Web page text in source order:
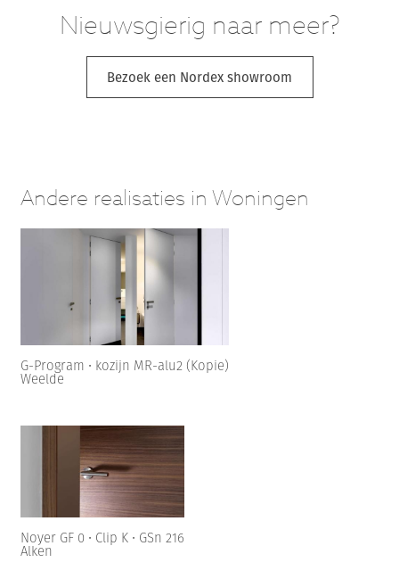
Nieuwsgierig naar meer?
Bezoek een Nordex showroom
Andere realisaties in Woningen
G-Program • kozijn MR-alu2 (Kopie)
Weelde
Noyer GF 0 • Clip K • GSn 216
Alken